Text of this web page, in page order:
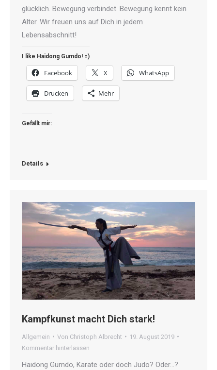
glücklich. Bewegung verbindet. Bewegung kennt kein
Alter. Wir freuen uns auf Dich in jedem
Lebensabschnitt!
I like Haidong Gumdo! =)
Facebook X WhatsApp
Drucken Mehr
Gefällt mir:
Details
Kampfkunst macht Dich stark!
Allgemein Von Christoph Albrecht
19. August 2019
Kommentar hinterlassen
Haidong Gumdo, Karate oder doch Judo? Oder…?